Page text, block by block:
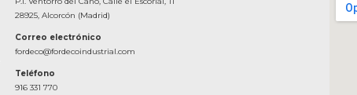
28925, Alcorcón (Madrid)
Correo electrónico
fordeco@fordecoindustrial.com
Teléfono
916 331 770